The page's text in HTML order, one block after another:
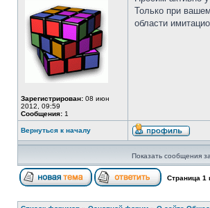
Зарегистрирован: 08 июн
2012, 09:59
Сообщения: 1
Только при
области
Вернуться к началу
Показать сообщения
Страница 1